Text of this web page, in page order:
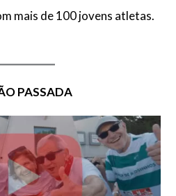
mais de 100 jovens atletas.
PASSADA